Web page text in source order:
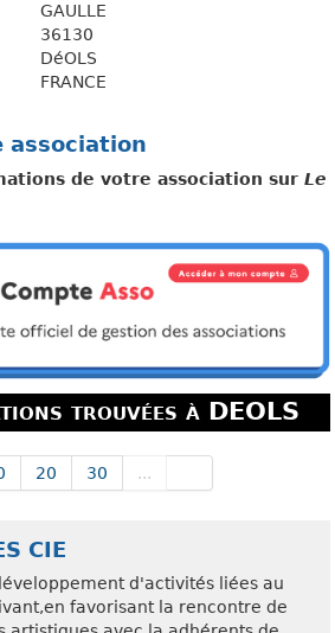
GAULLE
36130
DéOLS
FRANCE
association
de votre association surLe
trouvées à DEOLS
20 30 ...
CIE
d'activités liées au
favorisant la rencontre de